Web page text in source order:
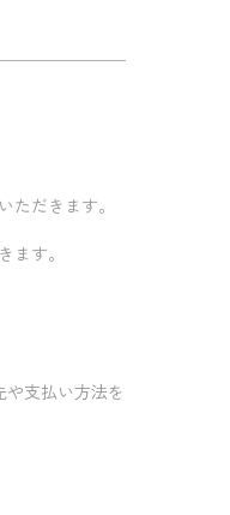
ただきます。
ます。
支払い方法を